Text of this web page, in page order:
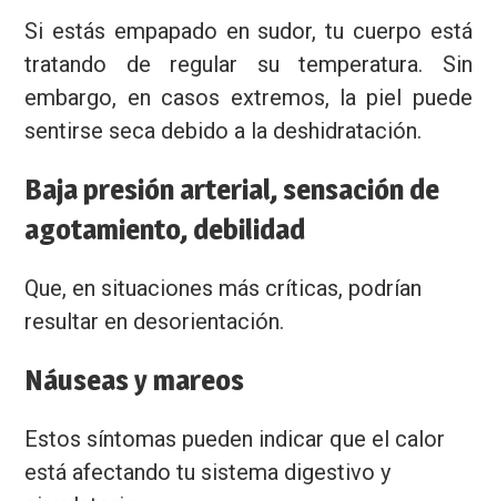
Si estás empapado en sudor, tu cuerpo está
tratando de regular su temperatura. Sin
embargo, en casos extremos, la piel puede
sentirse seca debido a la deshidratación.
Baja presión arterial, sensación de
agotamiento, debilidad
Que, en situaciones más críticas, podrían
resultar en desorientación.
Náuseas y mareos
Estos síntomas pueden indicar que el calor
está afectando tu sistema digestivo y